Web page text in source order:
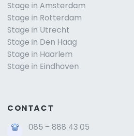
Stage in Amsterdam
Stage in Rotterdam
Stage in Utrecht
Stage in Den Haag
Stage in Haarlem
Stage in Eindhoven
CONTACT
085 – 888 43 05